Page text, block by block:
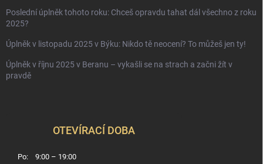
Poslední úplněk tohoto roku: Chceš opravdu tahat dál všechno z roku
2025?
Úplněk v listopadu 2025 v Býku: Nikdo tě neocení? To můžeš jen ty!
Úplněk v říjnu 2025 v Beranu – vykašli se na strach a začni žít v
pravdě
OTEVÍRACÍ DOBA
Po:
9:00 – 19:00